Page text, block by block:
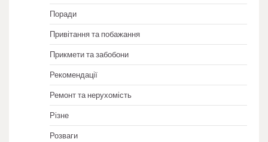
Поради
Привітання та побажання
Прикмети та забобони
Рекомендації
Ремонт та нерухомість
Різне
Розваги